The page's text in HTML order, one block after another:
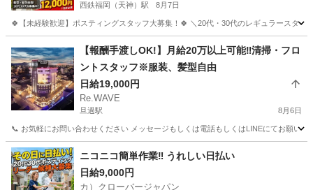
西鉄福岡（天神）駅 8月7日
🍀【未経験歓迎】ポスティングスタッフ大募集！🍀 ＼20代・30代のレギュラースタ
西鉄福岡（天神）駅 軽作業 スタッフ
【報酬手渡しOK!】月給20万以上可能‼︎清掃・フロ
ントスタッフ※服装、髪型自由
日給19,000円
Re.WAVE
旦過駅 8月6日
📞 お気軽にお問い合わせください メッセージもしくは電話もしくはLINEにてお願い
福岡 北九州市 清掃 スタッフ
ニコニコ簡単作業‼️ うれしい日払い
日給9,000円
カ）クローバージャパン